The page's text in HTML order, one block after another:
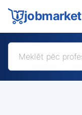
jobmarket